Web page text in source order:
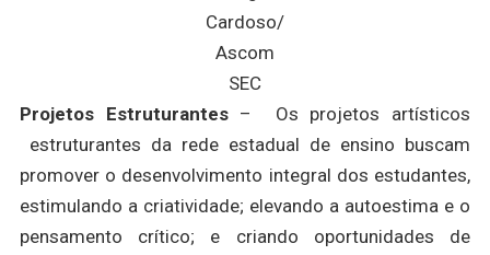
Cardoso/
Ascom
SEC
Projetos Estruturantes– Os projetos artísticos
estruturantes da rede estadual de ensino buscam
promover o desenvolvimento integral dos estudantes,
estimulando a criatividade; elevando a autoestima e o
pensamento crítico; e criando oportunidades de